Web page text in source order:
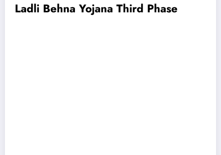
Ladli Behna Yojana Third Phase